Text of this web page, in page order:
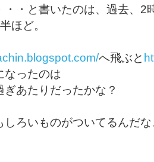
・・と書いたのは、過去、2
ほど。
へ飛ぶと
なったのは
ぎあたりだったかな？
しろいものがついてるんだ